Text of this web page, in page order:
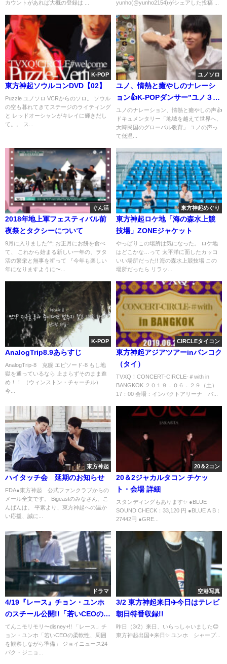
カウントがあれば大概の登録は ...
yunho(@yunho2154)がシェアした投稿 ...
K-POP
東方神起ソウルコンDVD【02】
Puzzle ユノソロ VCRからのソロ。 ソウル
の空も暮れてきてステージのライティング
と レッドオーシャンがキレイに輝きだし
て。。 ス...
ユノソロ
ユノ、情熱と癒やしのナレーシ
ョン👍K-POPダンサー”ユノ３
位”26,250票獲得!!
ユノのナレーション、情熱と癒やしの声👍
ドキュメンタリー「地域を越えて世界へ、
大韓民国のグローバル教育」 ユノの声っ
て低温...
ぐん活
2018年地上軍フェスティバル前
夜祭とタクシーについて
9月に入りました^^; お正月にお餅を食べ
て、 これから始まる新しい一年の、ヲタ
活の繁栄と無事を祈って 『今年も楽しい
年になりますように〜...
東方神起めぐり
東方神起ロケ地「海の森水上競
技場」ZONEジャケット
やっぱりこの場所は気になった。 ロケ地
はどこかな…って 太平洋に面したカッコ
いい場所だった!! 海の森水上競技場 この
場所だったら リラッ...
K-POP
AnalogTrip8.9あらすじ
AnalogTrip-8 克服 エピソード-8 もし地
獄を通っているなら 止まらずそのまま進
め！！ （ウィンストン・チャーチル）
今...
CIRCLEタイコン
東方神起アジアツアーinバンコク
（タイ）
TVXQ！CONCERT-CIRCLE-＃with in
BANGKOK ２０１９．０６．２９（土）
17：00 会場：インパクトアリーナ バ...
東方神起
ハイタッチ会 延期のお知らせ
FDA●東方神起 公式ファンクラブからの
メール全文です。 Bigeastのみなさん、こ
んばんは。 平素より、東方神起への温か
い応援、誠に...
20＆2コン
20＆2ジャカルタコン チケッ
ト・会場 詳細
スタンディングもあります✨ ●BLUE
SOUND CHECK：33,120 円 ●BLUE A B：
27442円 ●GRE...
ドラマ
4/19『レース』チョン・ユンホ
のスチール公開!!「若いCEOの柔
軟性、周囲を観察しながら準
備」
てんこモリモリ〜disney+!! 「レース」チ
ョン・ユンホ「若いCEOの柔軟性、周囲
を観察しながら準備」 ジョイニュース24
パク・ジニョ...
空港写真
3/2 東方神起来日✈️今日はテレビ
朝日特番収録!!
昨日（3/2）来日、いらっしゃいました😊
東方神起出国✈来日✨️ ユンホ シャープ...